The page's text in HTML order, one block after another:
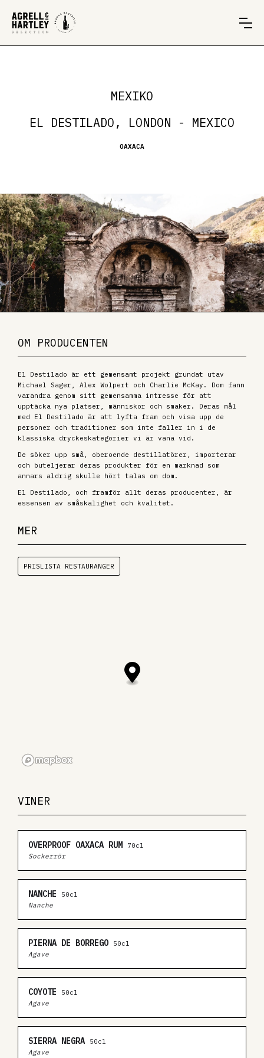
MEXIKO
EL DESTILADO, LONDON - MEXICO
OAXACA
OM PRODUCENTEN
El Destilado är ett gemensamt projekt grundat utav
Michael Sager, Alex Wolpert och Charlie McKay. Dom fann
varandra genom sitt gemensamma intresse för att
upptäcka nya platser, människor och smaker. Deras mål
med El Destilado är att lyfta fram och visa upp de
personer och traditioner som inte faller in i de
klassiska dryckeskategorier vi är vana vid.
De söker upp små, oberoende destillatörer, importerar
och buteljerar deras produkter för en marknad som
annars aldrig skulle hört talas om dom.
El Destilado, och framför allt deras producenter, är
essensen av småskalighet och kvalitet.
MER
PRISLISTA RESTAURANGER
VINER
OVERPROOF OAXACA RUM
70cl
Sockerrör
NANCHE
50cl
Nanche
PIERNA DE BORREGO
50cl
Agave
COYOTE
50cl
Agave
SIERRA NEGRA
50cl
Agave